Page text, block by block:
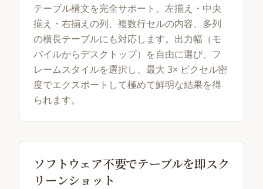
テーブル構文を完全サポート。左揃え・中央
揃え・右揃えの列、複数行セルの内容、多列
の横長テーブルにも対応します。出力幅（モ
バイルからデスクトップ）を自由に選び、フ
レームスタイルを選択し、最大 3× ピクセル密
度でエクスポートして極めて鮮明な結果を得
られます。
ソフトウェア不要でテーブルを即スク
リーンショット